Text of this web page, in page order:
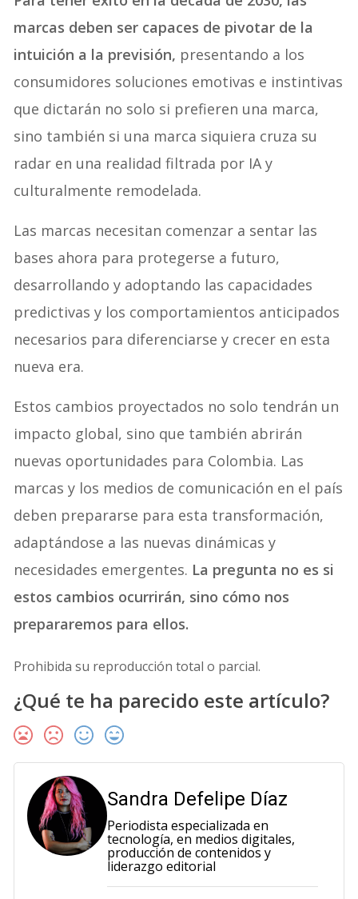
marcas deben ser capaces de pivotar de la
intuición a la previsión, presentando a los
consumidores soluciones emotivas e instintivas
que dictarán no solo si prefieren una marca,
sino también si una marca siquiera cruza su
radar en una realidad filtrada por IA y
culturalmente remodelada.
Las marcas necesitan comenzar a sentar las
bases ahora para protegerse a futuro,
desarrollando y adoptando las capacidades
predictivas y los comportamientos anticipados
necesarios para diferenciarse y crecer en esta
nueva era.
Estos cambios proyectados no solo tendrán un
impacto global, sino que también abrirán
nuevas oportunidades para Colombia. Las
marcas y los medios de comunicación en el país
deben prepararse para esta transformación,
adaptándose a las nuevas dinámicas y
necesidades emergentes. La pregunta no es si
estos cambios ocurrirán, sino cómo nos
prepararemos para ellos.
Prohibida su reproducción total o parcial.
¿Qué te ha parecido este artículo?
Sandra Defelipe Díaz
Periodista especializada en
tecnología, en medios digitales,
producción de contenidos y
liderazgo editorial